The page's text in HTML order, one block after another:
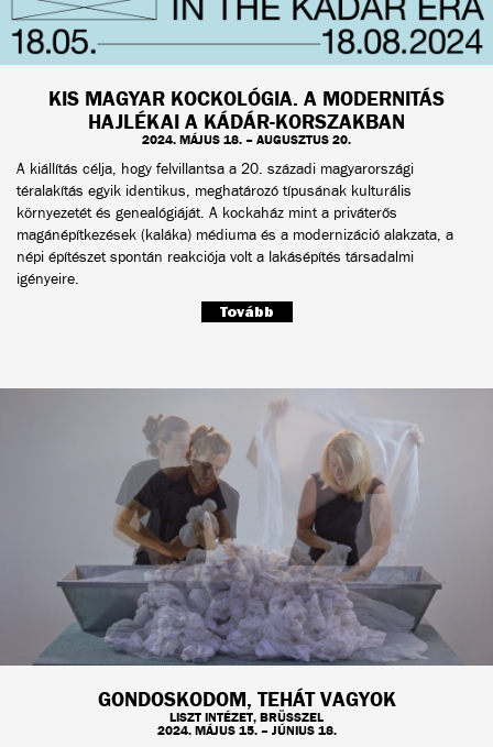
KIS MAGYAR KOCKOLÓGIA. A MODERNITÁS
HAJLÉKAI A KÁDÁR-KORSZAKBAN
2024. MÁJUS 18. – AUGUSZTUS 20.
A kiállítás célja, hogy felvillantsa a 20. századi magyarországi
téralakítás egyik identikus, meghatározó típusának kulturális
környezetét és genealógiáját. A kockaház mint a priváterős
magánépítkezések (kaláka) médiuma és a modernizáció alakzata, a
népi építészet spontán reakciója volt a lakásépítés társadalmi
igényeire.
Tovább
GONDOSKODOM, TEHÁT VAGYOK
LISZT INTÉZET, BRÜSSZEL
2024. MÁJUS 15. – JÚNIUS 18.